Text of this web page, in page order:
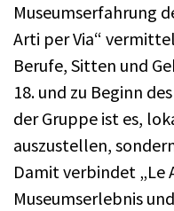
Museumserfahrung
Arti per Via“
Berufe, Sitten und
18. und zu Beginn
der Gruppe ist es,
auszustellen,
Damit verbindet „Le
Museumserlebnis